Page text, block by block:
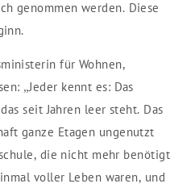
genommen werden. Diese
für Wohnen,
„Jeder kennt es: Das
seit Jahren leer steht. Das
ganze Etagen ungenutzt
die nicht mehr benötigt
voller Leben waren, und